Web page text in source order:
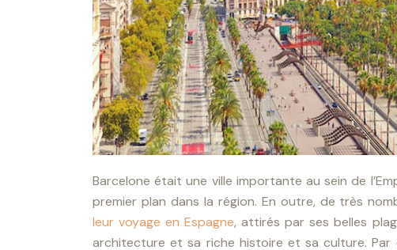
Barcelone était une ville importante au sein de
premier plan dans la région. En outre, de très
leur voyage en Espagne, attirés par ses belles
architecture et sa riche histoire et sa culture.